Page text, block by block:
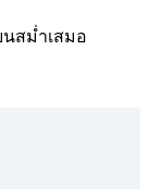
นสม่ำเสมอ